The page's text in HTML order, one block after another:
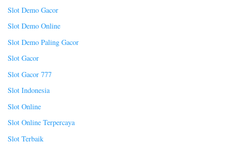
Slot Demo Gacor
Slot Demo Online
Slot Demo Paling Gacor
Slot Gacor
Slot Gacor 777
Slot Indonesia
Slot Online
Slot Online Terpercaya
Slot Terbaik